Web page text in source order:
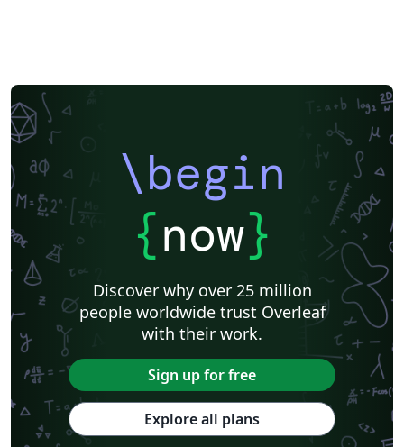
\begin
{now}
Discover why over 25 million
people worldwide trust Overleaf
with their work.
Sign up for free
Explore all plans